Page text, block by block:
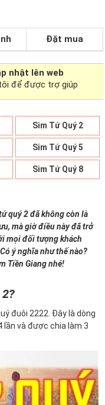
Đặt mua
nhật lên web
để được trợ giúp
Sim Tứ Quý 2
Sim Tứ Quý 5
Sim Tứ Quý 8
quý 2 đã không còn là
mà giờ điều này đã trở
mọi đối tượng khách
ý nghĩa như thế nào?
Tiền Giang nhé!
đuôi 2222. Đây là dòng
lần và được chia làm 3